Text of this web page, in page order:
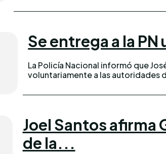
Se entrega a la
La Policía Nacional informó que
voluntariamente a las autoridades
Joel Santos
de la...